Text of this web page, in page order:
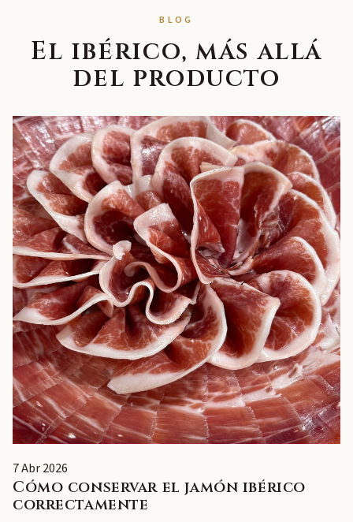
BLOG
El ibérico, más allá
del producto
7 Abr 2026
Cómo conservar el jamón ibérico
correctamente